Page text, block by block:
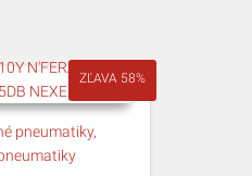
ZĽAVA 58%
pneumatiky